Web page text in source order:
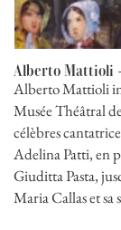
Alberto Mattioli
Alberto Mattioli
Musée Théâtral
célèbres
Adelina Patti, en
Giuditta Pasta,
Maria Callas et